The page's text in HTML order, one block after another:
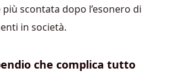
scontata dopo l’esonero di
in società.
che complica tutto